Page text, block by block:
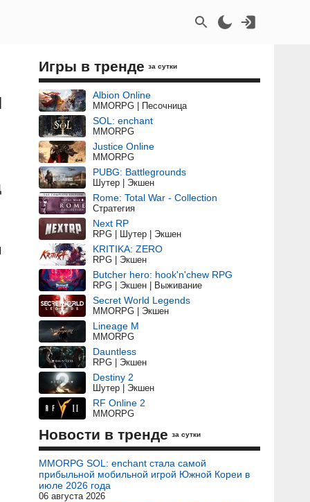
Игры в тренде за сутки
Albion Online
MMORPG | Песочница
SOL: enchant
MMORPG
Justice Online
MMORPG
PUBG: Battlegrounds
Шутер | Экшен
Rome: Total War - Collection
Стратегия
Next RP
RPG | Шутер | Экшен
KRITIKA: ZERO
RPG | Экшен
Butcher hero: hook'n'chew RPG
RPG | Экшен | Выживание
Secret World Legends
MMORPG | Экшен
Lineage M
MMORPG
Dauntless
RPG | Экшен
Destiny 2
Шутер | Экшен
RF Online 2
MMORPG
Новости в тренде за сутки
MMORPG SOL: enchant стала самой
прибыльной мобильной игрой Южной Кореи в
июле 2026 года
06 августа 2026